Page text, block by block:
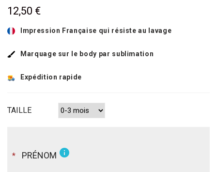
12,50 €
Impression Française qui résiste au lavage
Marquage sur le body par sublimation
Expédition rapide
TAILLE
* PRÉNOM info